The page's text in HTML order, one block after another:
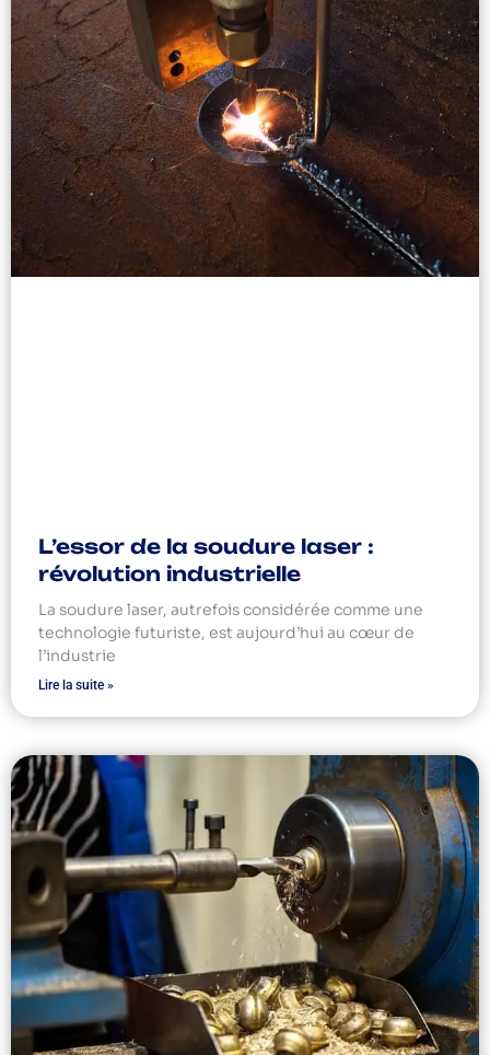
L’essor de la soudure laser :
révolution industrielle
La soudure laser, autrefois considérée comme une
technologie futuriste, est aujourd’hui au cœur de
l’industrie
Lire la suite »